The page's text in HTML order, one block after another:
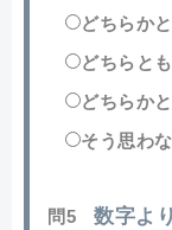
どちらか
どちらと
どちらか
そう思わ
問5 数字よ